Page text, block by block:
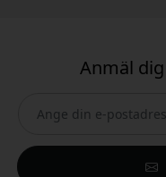
Anmäl